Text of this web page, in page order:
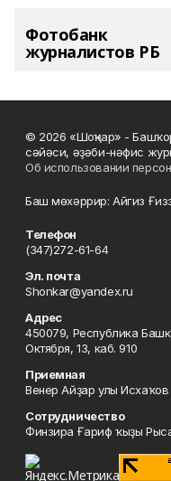
Фотобанк
журналистов РБ
© 2026 «Шоңҡар» -
сәйәси, әҙәби-нәфис
Об использовании
Баш мөхәррир: Айгиз
Телефон
(347)272-61-64
Эл. почта
Shonkar@yandex.ru
Адрес
450079, Республика
Октября, 13, каб. 910
Приемная
Венер Айҙар улы
Сотрудничество
Финзира Ғариф ҡыҙы